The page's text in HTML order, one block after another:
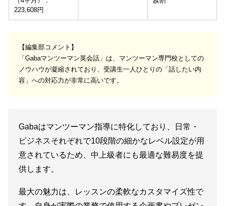
223,608円
【編集部コメント】
「Gabaマンツーマン英会話」は、マンツーマン専門校としての
ノウハウが凝縮されており、受講生一人ひとりの「話したい内
容」への対応力が非常に高いです。
Gabaはマンツーマン指導に特化しており、日常・
ビジネスそれぞれで10段階の細かなレベル設定が用
意されているため、中上級者にも最適な難易度を提
供します。
最大の魅力は、レッスンの柔軟なカスタマイズ性で